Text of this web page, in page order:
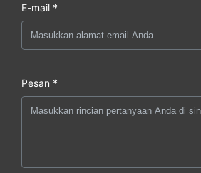
E-mail *
Pesan *